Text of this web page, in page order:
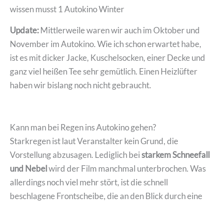
Update:Mittlerweile waren wir auch im Oktober und
November im Autokino. Wie ich schon erwartet habe,
ist es mit dicker Jacke, Kuschelsocken, einer Decke und
ganz viel heißen Tee sehr gemütlich. Einen Heizlüfter
haben wir bislang noch nicht gebraucht.
Kann man bei Regen ins Autokino gehen?
Starkregen ist laut Veranstalter kein Grund, die
Vorstellung abzusagen. Lediglich beistarkem Schneefall
und Nebelwird der Film manchmal unterbrochen. Was
allerdings noch viel mehr stört, ist die schnell
beschlagene Frontscheibe, die an den Blick durch eine